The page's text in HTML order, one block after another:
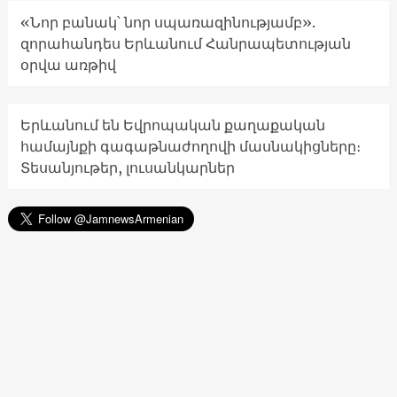
«Նոր բանակ՝ նոր սպառազինությամբ».
զորահանդես Երևանում Հանրապետության
օրվա առթիվ
Երևանում են Եվրոպական քաղաքական
համայնքի գագաթնաժողովի մասնակիցները։
Տեսանյութեր, լուսանկարներ